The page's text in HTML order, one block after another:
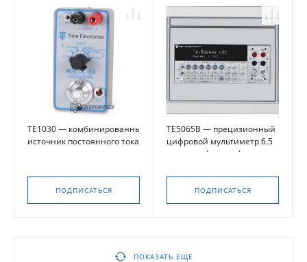
TE1030 — комбинированный
источник постоянного тока и
ПОДПИСАТЬСЯ
TE5065В — прецизионный
цифровой мультиметр 6.5
разрядов (модуль)
ПОДПИСАТЬСЯ
ПОКАЗАТЬ ЕЩЕ